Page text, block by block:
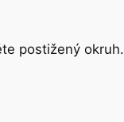
postižený okruh.